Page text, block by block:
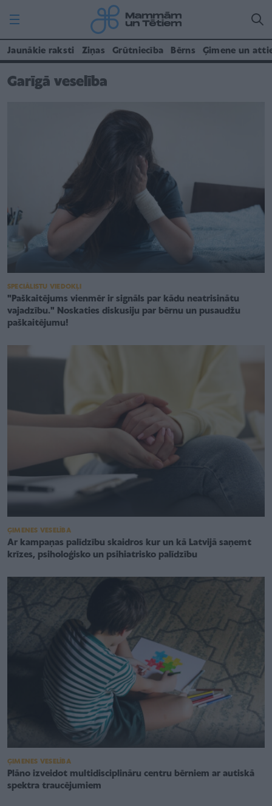
Jaunākie raksti Ziņas Grūtniecība Bērns Ģimene un
Garīgā veselība
SPECIĀLISTU VIEDOKĻI
"Paškaitējums vienmēr ir signāls par kādu neatrisinātu
vajadzību." Noskaties diskusiju par bērnu un pusaudžu
paškaitējumu!
ĢIMENES VESELĪBA
Ar kampaņas palīdzību skaidros kur un kā Latvijā saņemt
krīzes, psiholoģisko un psihiatrisko palīdzību
ĢIMENES VESELĪBA
Plāno izveidot multidisciplināru centru bērniem ar autiskā
spektra traucējumiem